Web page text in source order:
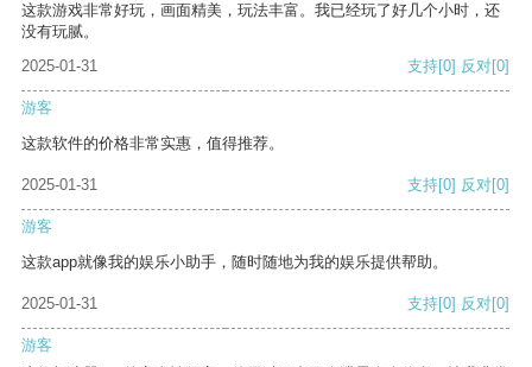
这款游戏非常好玩，画面精美，玩法丰富。我已经玩了好几个小时，还
没有玩腻。
2025-01-31
支持[0] 反对[0]
游客
这款软件的价格非常实惠，值得推荐。
2025-01-31 支持[0] 反对[0]
游客
这款app就像我的娱乐小助手，随时随地为我的娱乐提供帮助。
2025-01-31 支持[0] 反对[0]
游客